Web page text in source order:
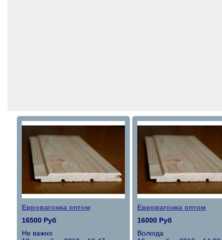
Евровагонка оптом
16500 Руб
Не важно
Евровагонка оптом
16000 Руб
Вологда